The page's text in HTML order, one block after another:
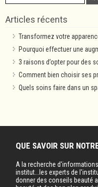
Articles récents
Transformez votre
Pourquoi effectuer une
3 raisons d’opter pour des
Comment bien choisir ses
Quels soins faire dans un
QUE SAVOIR SUR
A la recherche
institut...les experts de
donner des conseils beauté